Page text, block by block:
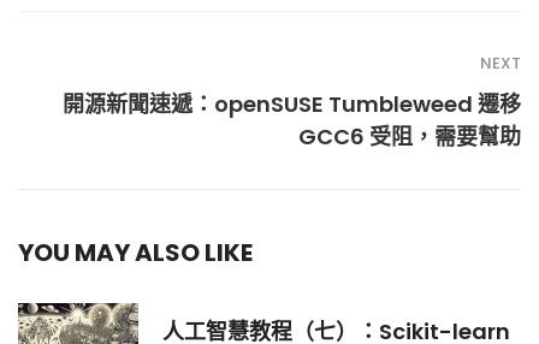
NEXT
開源新聞速遞：openSUSE Tumbleweed 遷移
GCC6 受阻，需要幫助
YOU MAY ALSO LIKE
人工智慧教程（七）：Scikit-learn